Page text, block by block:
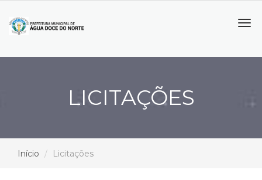
LICITAÇÕES
Início Licitações